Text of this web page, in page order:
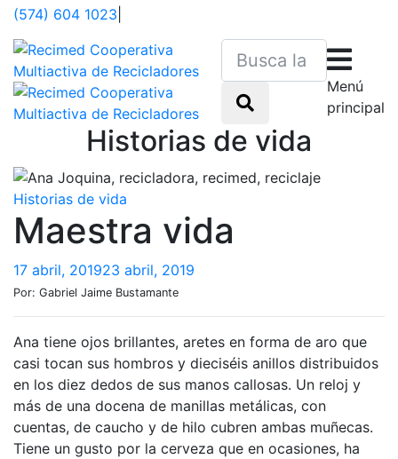
(574) 604 1023
Sitio web oficial de los recicladores asociados a
Menú
principal
Historias de vida
Historias de vida
Maestra vida
17 abril, 201923 abril, 2019
Por: Gabriel Jaime Bustamante
Ana tiene ojos brillantes, aretes en forma de aro que
casi tocan sus hombros y dieciséis anillos distribuidos
en los diez dedos de sus manos callosas. Un reloj y
más de una docena de manillas metálicas, con
cuentas, de caucho y de hilo cubren ambas muñecas.
Tiene un gusto por la cerveza que en ocasiones, ha